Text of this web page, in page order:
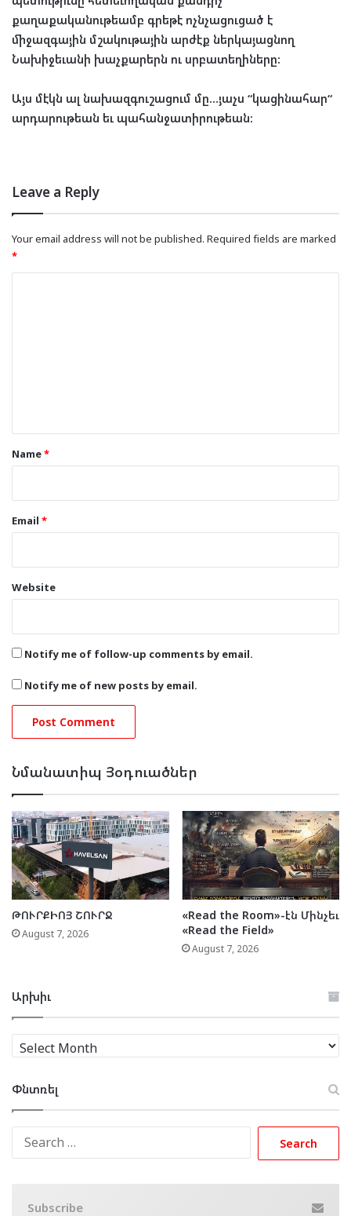
քաղաքականութեամբ գրեթէ ոչնչացուցած է
միջազգային մշակութային արժէք ներկայացնող
Նախիջեւանի խաչքարերն ու սրբատեղիները:
Այս մէկն ալ նախազգուշացում մը…յաչս “կացինահար“
արդարութեան եւ պահանջատիրութեան:
Leave a Reply
Your email address will not be published. Required fields are marked
*
*Name*
Email *
Website
Notify me of follow-up comments by email.
Notify me of new posts by email.
Նմանատիպ Յօդուածներ
ԹՈՒՐՔԻՈՅ ՇՈՒՐՋ
August 7, 2026
«Read the Room»-էն Մինչեւ
«Read the Field»
August 7, 2026
Արխիւ
Արխիւ
Փնտռել
Subscribe